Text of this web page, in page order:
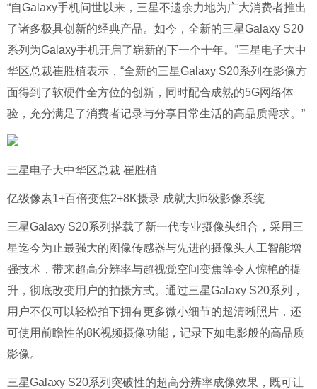
“自Galaxy手机问世以来，三星不遗余力地为广大消费者推出
了诸多极具创新的经典产品。如今，全新的三星Galaxy S20
系列为Galaxy手机开启了崭新的下一个十年。”三星电子大中
华区总裁崔胜植表示，“全新的三星Galaxy S20系列在影像方
面得到了软硬件全方位的创新，同时配合成熟的5G网络体
验，充分满足了消费者记录与分享日常生活的高品质需求。”
三星电子大中华区总裁 崔胜植
亿级像素1+百倍变焦2+8K摄录 成就大师级影像系统
三星Galaxy S20系列搭载了新一代专业摄像头组合，采用三
星迄今为止最强大的图像传感器与先进的摄像头人工智能增
强技术，带来超高分辨率与超视觉空间变焦等令人惊艳的提
升，彻底改变用户的拍摄方式。通过三星Galaxy S20系列，
用户不仅可以轻松拍下拥有更多微小细节的超清晰照片，还
可使用前瞻性的8K视频摄像功能，记录下如电影般的高品质
影像。
三星Galaxy S20系列突破性的超高分辨率成像效果，既可让